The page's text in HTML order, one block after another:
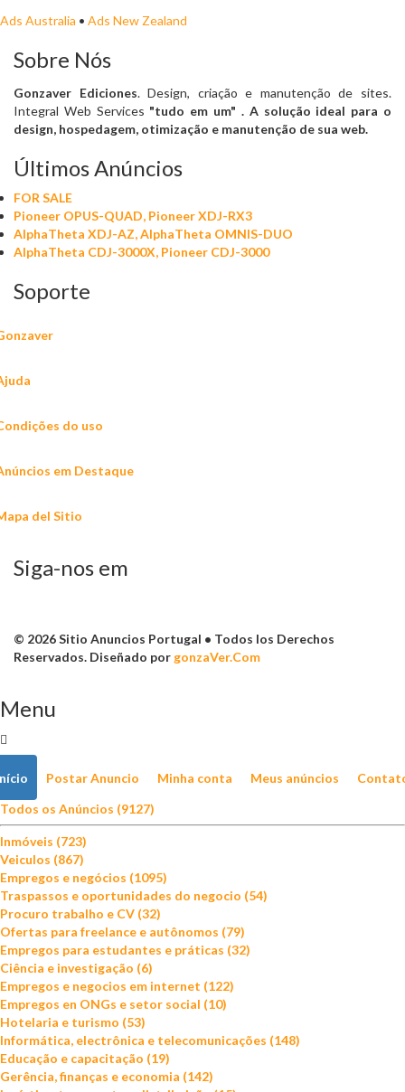
Ads Australia • Ads New Zealand
Sobre Nós
Gonzaver Ediciones. Design, criação e manutenção de sites.
Integral Web Services "tudo em um" . A solução ideal para o
design, hospedagem, otimização e manutenção de sua web.
Últimos Anúncios
FOR SALE
Pioneer OPUS-QUAD, Pioneer XDJ-RX3
AlphaTheta XDJ-AZ, AlphaTheta OMNIS-DUO
AlphaTheta CDJ-3000X, Pioneer CDJ-3000
Soporte
do uso
em Destaque
del Sitio
Siga-nos em
© 2026 Sitio Anuncios Portugal • Todos los Derechos
Reservados. Diseñado por gonzaVer.Com
Menu
Postar Anuncio Minha conta Meus anúncios
Todos os Anúncios (9127)
Inmóveis (723)
Veiculos (867)
Empregos e negócios (1095)
Traspassos e oportunidades do negocio (54)
Procuro trabalho e CV (32)
Ofertas para freelance e autônomos (79)
Empregos para estudantes e práticas (32)
Ciência e investigação (6)
Empregos e negocios em internet (122)
Empregos en ONGs e setor social (10)
Hotelaria e turismo (53)
Informática, electrônica e telecomunicações (148)
Educação e capacitação (19)
Gerência, finanças e economia (142)